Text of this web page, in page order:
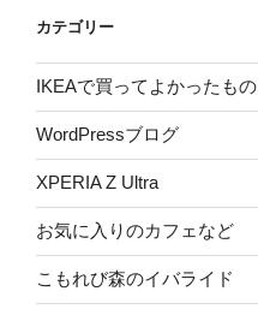
カテゴリー
IKEAで買ってよかったもの
WordPressブログ
XPERIA Z Ultra
お気に入りのカフェなど
こもれび森のイバライド